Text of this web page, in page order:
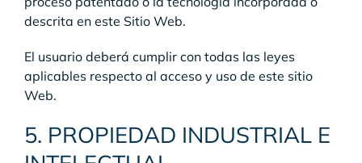
descrita en este Sitio Web.
El usuario deberá cumplir con todas las leyes
aplicables respecto al acceso y uso de este sitio
Web.
5. PROPIEDAD INDUSTRIAL E